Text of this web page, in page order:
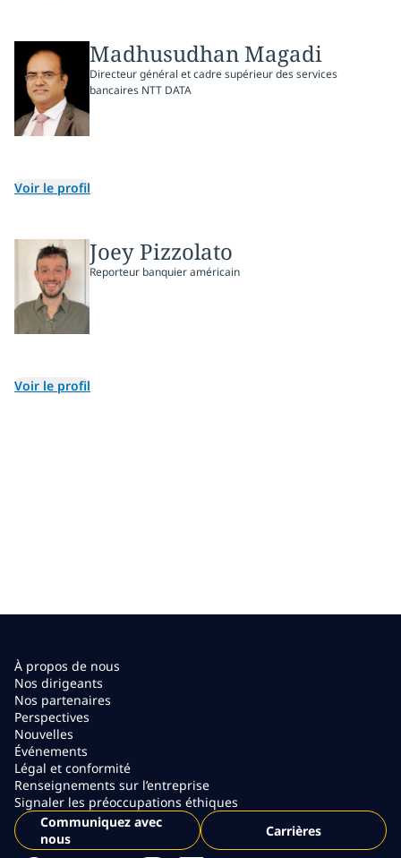
Madhusudhan Magadi
Directeur général et cadre supérieur des services
bancaires NTT DATA
Voir le profil
Joey Pizzolato
Reporteur banquier américain
Voir le profil
À propos de nous
Nos dirigeants
Nos partenaires
Perspectives
Nouvelles
Événements
Légal et conformité
Renseignements sur l’entreprise
Signaler les préoccupations éthiques
Communiquez avec
nous
Carrières